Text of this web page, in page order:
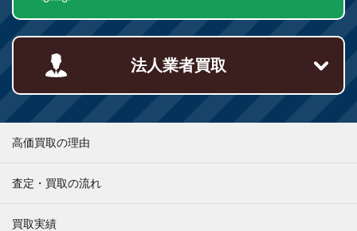
法人業者買取
高価買取の理由
査定・買取の流れ
買取実績